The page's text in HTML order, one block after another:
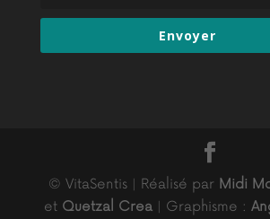
Envoyer
© VitaSentis | Réalisé par Midi
et Quetzal Crea| Graphisme :